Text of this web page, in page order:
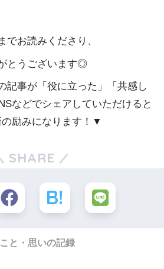
お読みくださり、
とうございます◎
記事が「役に立った」「共感し
などでシェアしていただけると
励みになります！▼
SHARE
と・思いの記録